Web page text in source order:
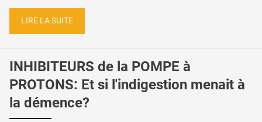
LIRE LA SUITE
INHIBITEURS de la POMPE à
PROTONS: Et si l'indigestion menait à
la démence?